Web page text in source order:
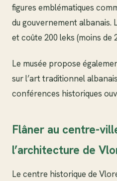
figures emblématiques
du gouvernement albanais.
et coûte 200 leks (moins de
Le musée propose
sur l’art traditionnel
conférences historiques
Flâner au centre-
l’architecture de
Le centre historique de